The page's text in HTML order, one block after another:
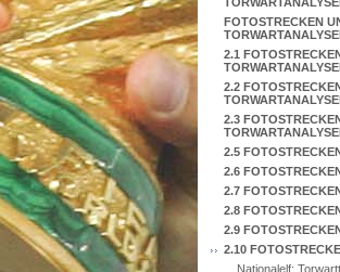
FOTOSTRECKEN
2.1
2.2
2.3
2.5
2.6
2.7
2.8
2.9
2.10
Nationalelf: